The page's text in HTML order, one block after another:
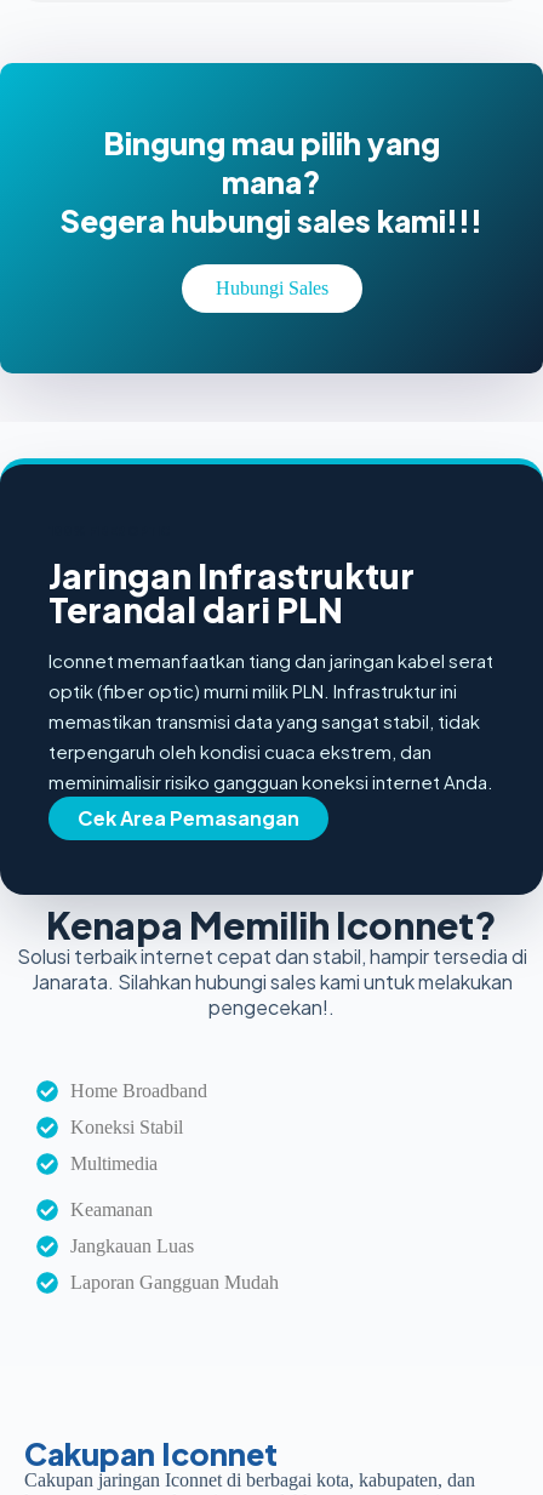
Bingung mau pilih yang
mana?
Segera hubungi sales kami!!!
Hubungi Sales
Jaringan Infrastruktur
Terandal dari PLN
Iconnet memanfaatkan tiang dan jaringan kabel serat
optik (fiber optic) murni milik PLN. Infrastruktur ini
memastikan transmisi data yang sangat stabil, tidak
terpengaruh oleh kondisi cuaca ekstrem, dan
meminimalisir risiko gangguan koneksi internet Anda.
Cek Area Pemasangan
Kenapa Memilih Iconnet?
Solusi terbaik internet cepat dan stabil, hampir tersedia di
Janarata. Silahkan hubungi sales kami untuk melakukan
pengecekan!.
Home Broadband
Koneksi Stabil
Multimedia
Keamanan
Jangkauan Luas
Laporan Gangguan Mudah
Cakupan Iconnet
Cakupan jaringan Iconnet di berbagai kota, kabupaten, dan